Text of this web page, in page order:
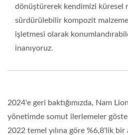
dönüştürerek kendimizi küresel
sürdürülebilir kompozit
işletmesi olarak
inanıyoruz.
2024'e geri baktığımızda, Nam
yönetimde somut ilerlemeler
2022 temel yılına göre %6,8'lik bir